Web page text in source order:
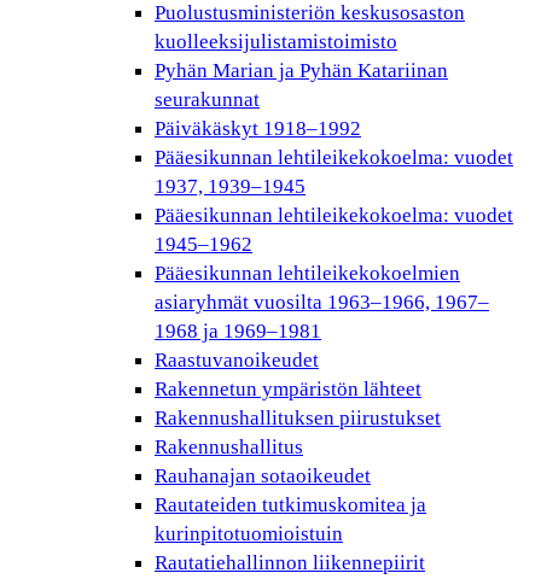
Puolustusministeriön keskusosaston
kuolleeksijulistamistoimisto
Pyhän Marian ja Pyhän Katariinan
seurakunnat
Päiväkäskyt 1918–1992
Pääesikunnan lehtileikekokoelma: vuodet
1937, 1939–1945
Pääesikunnan lehtileikekokoelma: vuodet
1945–1962
Pääesikunnan lehtileikekokoelmien
asiaryhmät vuosilta 1963–1966, 1967–
1968 ja 1969–1981
Raastuvanoikeudet
Rakennetun ympäristön lähteet
Rakennushallituksen piirustukset
Rakennushallitus
Rauhanajan sotaoikeudet
Rautateiden tutkimuskomitea ja
kurinpitotuomioistuin
Rautatiehallinnon liikennepiirit